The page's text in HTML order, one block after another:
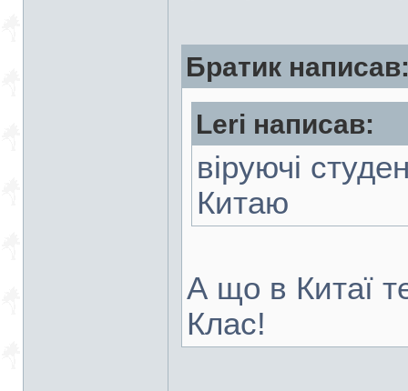
Братик
Leri написав:
віруючі
Китаю
А що в Китаї
Клас!